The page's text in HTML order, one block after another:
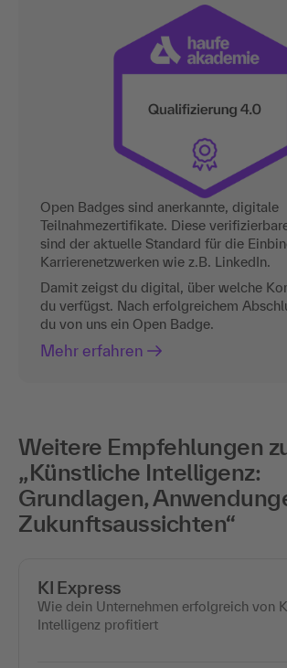
Open Badges sind anerkannte, digitale
Teilnahmezertifikate. Diese
sind der aktuelle Standard für die
Karrierenetzwerken wie z.B. LinkedIn.
Damit zeigst du digital, über welche
du verfügst. Nach erfolgreichem
du von uns ein Open Badge.
Mehr erfahren
Weitere Empfehlungen
„Künstliche Intelligenz:
Grundlagen,
Zukunftsaussichten“
KI Express
Wie dein Unternehmen erfolgreich von
Intelligenz profitiert